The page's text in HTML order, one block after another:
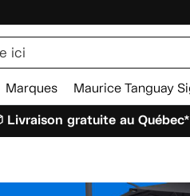
Marques Maurice Tanguay
Livraison gratuite au